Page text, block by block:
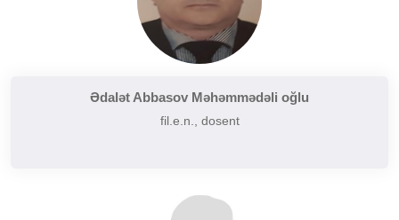
Ədalət Abbasov Məhəmmədəli oğlu
fil.e.n., dosent